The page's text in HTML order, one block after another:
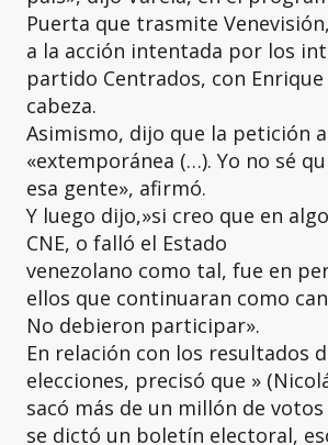
Puerta que trasmite
a la acción intentada por los
partido Centrados, con
cabeza.
Asimismo, dijo que la petición
«extemporánea (…). Yo no sé
esa gente», afirmó.
Y luego dijo,»si creo que en
CNE, o falló el Estado
venezolano como tal, fue en
ellos que continuaran como
No debieron participar».
En relación con los resultados
elecciones, precisó que »
sacó más de un millón de
se dictó un boletín electoral,